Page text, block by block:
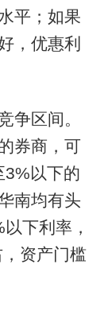
平；如果
，优惠利
区间。
券商，可
3%以下的
南均有头
下利率，
资产门槛